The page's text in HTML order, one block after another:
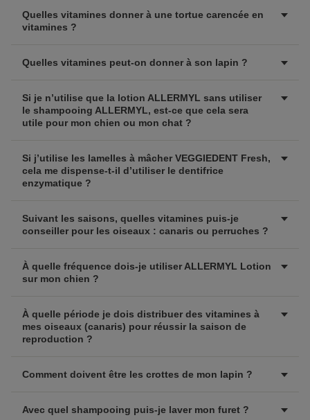
Quelles vitamines donner à une tortue carencée en
vitamines ?
Quelles vitamines peut-on donner à son lapin ?
Si je n’utilise que la lotion ALLERMYL sans utiliser
le shampooing ALLERMYL, est-ce que cela sera
utile pour mon chien ou mon chat ?
Si j’utilise les lamelles à mâcher VEGGIEDENT Fresh,
cela me dispense-t-il d’utiliser le dentifrice
enzymatique ?
Suivant les saisons, quelles vitamines puis-je
conseiller pour les oiseaux : canaris ou perruches ?
À quelle fréquence dois-je utiliser ALLERMYL Lotion
sur mon chien ?
À quelle période je dois distribuer des vitamines à
mes oiseaux (canaris) pour réussir la saison de
reproduction ?
Comment doivent être les crottes de mon lapin ?
Avec quel shampooing puis-je laver mon furet ?